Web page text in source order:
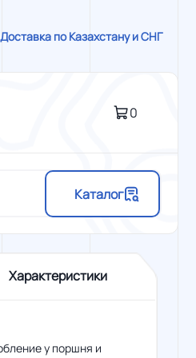
Доставка по Казахстану и СНГ
0
Каталог
Характеристики
у поршня и